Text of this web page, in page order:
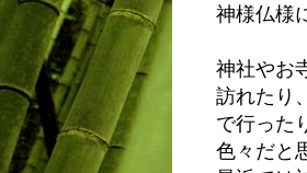
神様仏様
神社やお
訪れたり
で行った
色々だと